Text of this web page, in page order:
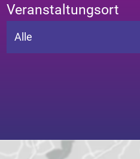
Veranstaltungsort
Alle